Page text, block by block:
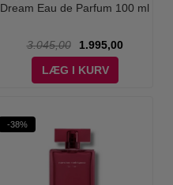
Dream Eau de Parfum 100 ml
3.045,00
1.995,00
LÆG I KURV
-38%